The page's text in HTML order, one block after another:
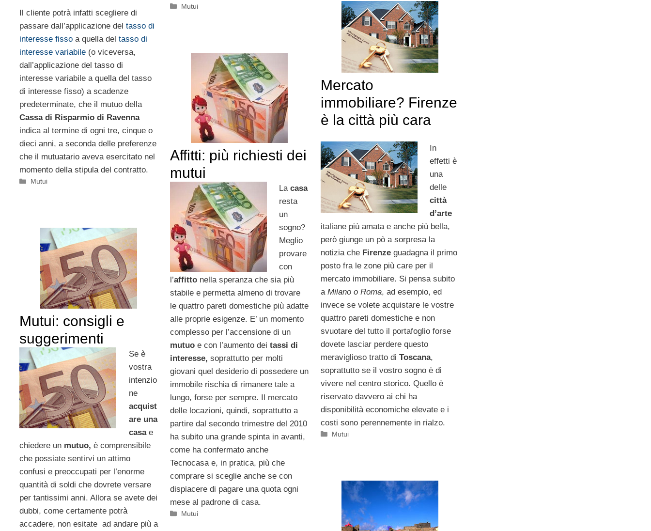
Il cliente potrà infatti scegliere di
passare dall’applicazione del tasso di
interesse fisso a quella del tasso di
interesse variabile (o viceversa,
dall’applicazione del tasso di
interesse variabile a quella del tasso
di interesse fisso) a scadenze
predeterminate, che il mutuo della
Cassa di Risparmio di Ravenna
indica al termine di ogni tre, cinque o
dieci anni, a seconda delle preferenze
che il mutuatario aveva esercitato nel
momento della stipula del contratto.
Categorie
Mutui
Categorie
Mutui
Mercato
immobiliare? Firenze
è la città più cara
In
effetti è
una
delle
città
d’arte
italiane più amata e anche più bella,
però giunge un pò a sorpresa la
notizia che Firenzeguadagna il primo
posto fra le zone più care per il
mercato immobiliare. Si pensa subito
aMilano o Roma, ad esempio, ed
invece se volete acquistare le vostre
quattro pareti domestiche e non
svuotare del tutto il portafoglio forse
dovete lasciar perdere questo
meraviglioso tratto di Toscana,
soprattutto se il vostro sogno è di
vivere nel centro storico. Quello è
riservato davvero ai chi ha
disponibilità economiche elevate e i
costi sono perennemente in rialzo.
Categorie
Mutui
Affitti: più richiesti dei
mutui
Lacasa
resta
un
sogno?
Meglio
provare
con
l’affittonella speranza che sia più
stabile e permetta almeno di trovare
le quattro pareti domestiche più adatte
alle proprie esigenze. E’ un momento
complesso per l’accensione di un
mutuoe con l’aumento dei tassi di
interesse, soprattutto per molti
giovani quel desiderio di possedere un
immobile rischia di rimanere tale a
lungo, forse per sempre. Il mercato
delle locazioni, quindi, soprattutto a
partire dal secondo trimestre del 2010
ha subito una grande spinta in avanti,
come ha confermato anche
Tecnocasa e, in pratica, più che
comprare si sceglie anche se con
dispiacere di pagare una quota ogni
mese al padrone di casa.
Categorie
Mutui
Mutui: consigli e
suggerimenti
Se è
vostra
intenzio
ne
acquist
are una
casae
chiedere un mutuo, è comprensibile
che possiate sentirvi un attimo
confusi e preoccupati per l’enorme
quantità di soldi che dovrete versare
per tantissimi anni. Allora se avete dei
dubbi, come certamente potrà
accadere, non esitate ad andare più a